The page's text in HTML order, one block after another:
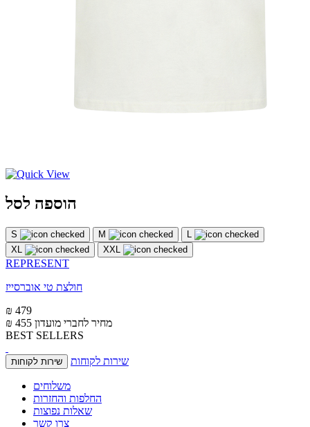
הוספה לסל
S M
L
XL
XXL
REPRESENT
חולצת טי אוברסייז
₪ 479
₪ 455 מחיר לחברי מועדון
BEST SELLERS
שירות לקוחות שירות לקוחות
משלוחים
החלפות והחזרות
שאלות נפוצות
צרו קשר